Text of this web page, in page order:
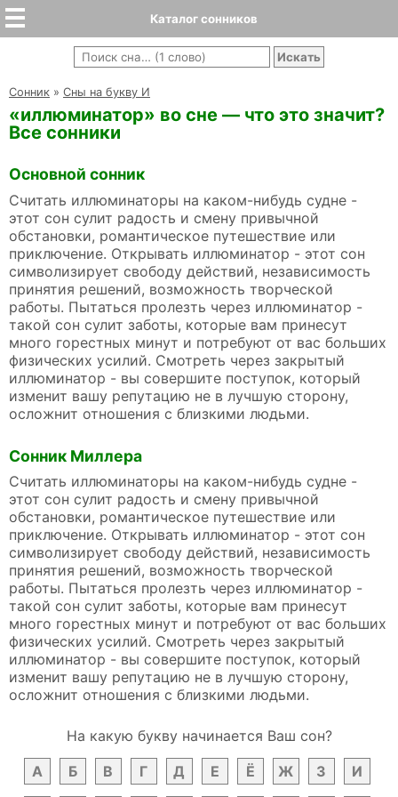
Каталог сонников
Cонник » Сны на букву И
«иллюминатор» во сне — что это значит?
Все сонники
Основной сонник
Считать иллюминаторы на каком-нибудь судне -
этот сон сулит радость и смену привычной
обстановки, романтическое путешествие или
приключение. Открывать иллюминатор - этот сон
символизирует свободу действий, независимость
принятия решений, возможность творческой
работы. Пытаться пролезть через иллюминатор -
такой сон сулит заботы, которые вам принесут
много горестных минут и потребуют от вас больших
физических усилий. Смотреть через закрытый
иллюминатор - вы совершите поступок, который
изменит вашу репутацию не в лучшую сторону,
осложнит отношения с близкими людьми.
Сонник Миллера
Считать иллюминаторы на каком-нибудь судне -
этот сон сулит радость и смену привычной
обстановки, романтическое путешествие или
приключение. Открывать иллюминатор - этот сон
символизирует свободу действий, независимость
принятия решений, возможность творческой
работы. Пытаться пролезть через иллюминатор -
такой сон сулит заботы, которые вам принесут
много горестных минут и потребуют от вас больших
физических усилий. Смотреть через закрытый
иллюминатор - вы совершите поступок, который
изменит вашу репутацию не в лучшую сторону,
осложнит отношения с близкими людьми.
На какую букву начинается Ваш сон?
А
Б В Г Д Е Ё Ж З И